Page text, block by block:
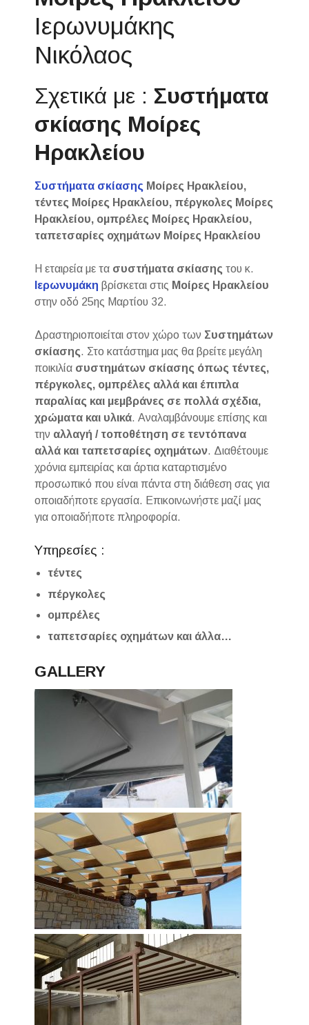
Ιερωνυμάκης
Νικόλαος
Σχετικά με : Συστήματα
σκίασης Μοίρες
Ηρακλείου
Συστήματα σκίασης Μοίρες Ηρακλείου,
τέντες Μοίρες Ηρακλείου, πέργκολες Μοίρες
Ηρακλείου, ομπρέλες Μοίρες Ηρακλείου,
ταπετσαρίες οχημάτων Μοίρες Ηρακλείου
Η εταιρεία με τα συστήματα σκίασης του κ.
Ιερωνυμάκη βρίσκεται στις Μοίρες Ηρακλείου
στην οδό 25ης Μαρτίου 32.
Δραστηριοποιείται στον χώρο των Συστημάτων
σκίασης. Στο κατάστημα μας θα βρείτε μεγάλη
ποικιλία συστημάτων σκίασης όπως τέντες,
πέργκολες, ομπρέλες αλλά και έπιπλα
παραλίας και μεμβράνες σε πολλά σχέδια,
χρώματα και υλικά. Αναλαμβάνουμε επίσης και
την αλλαγή / τοποθέτηση σε τεντόπανα
αλλά και ταπετσαρίες οχημάτων. Διαθέτουμε
χρόνια εμπειρίας και άρτια καταρτισμένο
προσωπικό που είναι πάντα στη διάθεση σας για
οποιαδήποτε εργασία. Επικοινωνήστε μαζί μας
για οποιαδήποτε πληροφορία.
Υπηρεσίες :
τέντες
πέργκολες
ομπρέλες
ταπετσαρίες οχημάτων και άλλα…
GALLERY